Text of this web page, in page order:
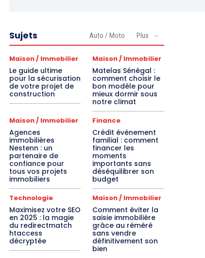
Sujets Auto / Moto Plus
Maison / Immobilier
Le guide ultime
pour la sécurisation
de votre projet de
construction
Maison / Immobilier
Matelas Sénégal :
comment choisir le
bon modèle pour
mieux dormir sous
notre climat
Maison / Immobilier
Agences
immobilières
Nestenn : un
partenaire de
confiance pour
tous vos projets
immobiliers
Finance
Crédit événement
familial : comment
financer les
moments
importants sans
déséquilibrer son
budget
Technologie
Maximisez votre SEO
en 2025 : la magie
du redirectmatch
htaccess
décryptée
Maison / Immobilier
Comment éviter la
saisie immobilière
grâce au réméré
sans vendre
définitivement son
bien